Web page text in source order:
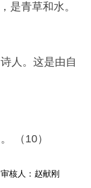
是青草和水。
人。这是由自
（10）
审核人：赵献刚